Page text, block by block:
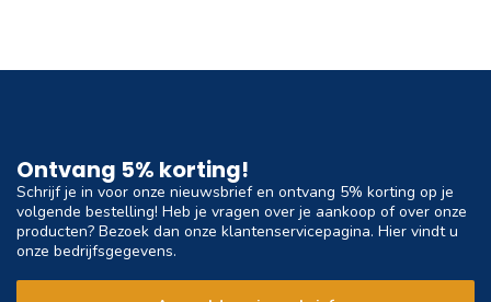
Ontvang 5% korting!
Schrijf je in voor onze nieuwsbrief en ontvang 5% korting op je
volgende bestelling! Heb je vragen over je aankoop of over onze
producten? Bezoek dan onze klantenservicepagina. Hier vindt u
onze bedrijfsgegevens.